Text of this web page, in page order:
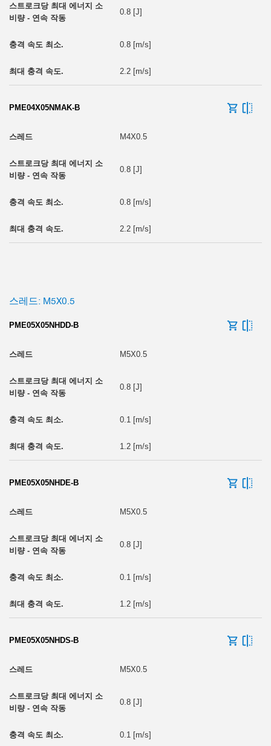
0.8 [J]
0.8 [m/s]
2.2 [m/s]
PME04X05NMAK-B
M4X0.5
0.8 [J]
0.8 [m/s]
2.2 [m/s]
스레드: M5X0.5
PME05X05NHDD-B
M5X0.5
0.8 [J]
0.1 [m/s]
1.2 [m/s]
PME05X05NHDE-B
M5X0.5
0.8 [J]
0.1 [m/s]
1.2 [m/s]
PME05X05NHDS-B
M5X0.5
0.8 [J]
0.1 [m/s]